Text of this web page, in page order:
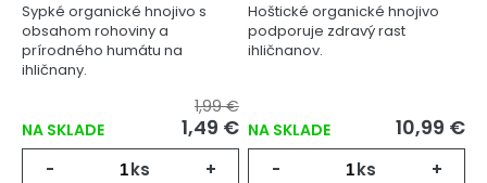
Sypké organické hnojivo s
obsahom rohoviny a
prírodného humátu na
ihličnany.
NA SKLADE
1,99 €
1,49 €
- ks +
Hoštické organické hnojivo
podporuje zdravý rast
ihličnanov.
NA SKLADE 10,99 €
- ks +